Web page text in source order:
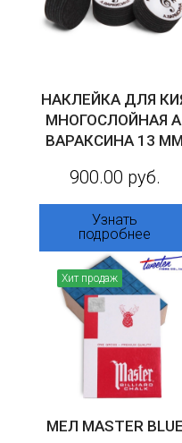
НАКЛЕЙКА ДЛЯ
МНОГОСЛОЙНАЯ
ВАРАКСИНА 13 ММ
900.00 руб.
Узнать
подробнее
Хит продаж
МЕЛ MASTER BLUE